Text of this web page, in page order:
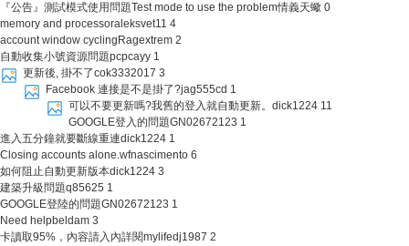
『公告』測試模式使用問題Test mode to use the problem情義天蠍 0
memory and processoraleksvet11 4
account window cycling Ragextrem 2
自動收集小號資源問題pcpcayy 1
更新後, 掛不了cok3332017 3
Facebook 連接是不是掛了?jag555cd 1
可以不要更新嗎?我舊的登入就自動更新。 dick1224 11
GOOGLE登入的問題GN02672123 1
進入五分鐘就要斷線重連dick1224 1
Closing accounts alone.wfnascimento 6
如何阻止自動更新版本dick1224 3
建築升級問題q85625 1
GOOGLE登陸的問題GN02672123 1
Need helpbeldam 3
卡讀取95%，內容請入內詳閱mylifedj1987 2